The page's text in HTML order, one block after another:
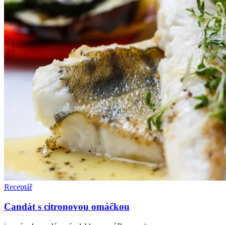
Receptář
Candát s citronovou omáčkou